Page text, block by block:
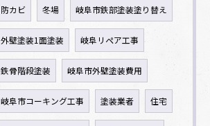
防カビ 冬場 岐阜市鉄部塗装塗り替え
外壁塗装1面塗装 岐阜リペア工事
鉄骨階段塗装 岐阜市外壁塗装費用
岐阜市コーキング工事 塗装業者 住宅